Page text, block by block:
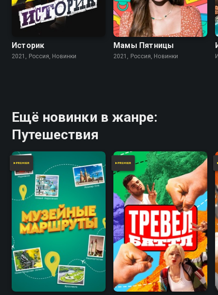
Историк
2021, Россия, Новинки
Мамы Пятницы
2021, Россия, Новинки
Ещё новинки в жанре:
Путешествия